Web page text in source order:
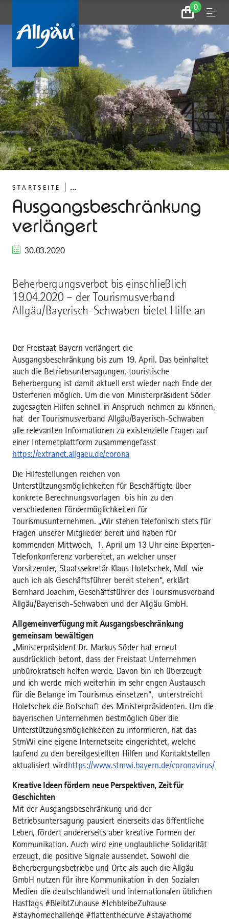
0
Zum
Warenkorb
Menu
STARTSEITE ...
Ausgangsbeschränkung
verlängert
30.03.2020
Beherbergungsverbot bis einschließlich
19.04.2020 – der Tourismusverband
Allgäu/Bayerisch-Schwaben bietet Hilfe an
Der Freistaat Bayern verlängert die
Ausgangsbeschränkung bis zum 19. April. Das beinhaltet
auch die Betriebsuntersagungen, touristische
Beherbergung ist damit aktuell erst wieder nach Ende der
Osterferien möglich. Um die von Ministerpräsident Söder
zugesagten Hilfen schnell in Anspruch nehmen zu können,
hat der Tourismusverband Allgäu/Bayerisch-Schwaben
alle relevanten Informationen zu existenzielle Fragen auf
einer Internetplattform zusammengefasst
https://extranet.allgaeu.de/corona
Die Hilfestellungen reichen von
Unterstützungsmöglichkeiten für Beschäftigte über
konkrete Berechnungsvorlagen bis hin zu den
verschiedenen Fördermöglichkeiten für
Tourismusunternehmen. „Wir stehen telefonisch stets für
Fragen unserer Mitglieder bereit und haben für
kommenden Mittwoch, 1. April um 13 Uhr eine Experten-
Telefonkonferenz vorbereitet, an welcher unser
Vorsitzender, Staatssekretär Klaus Holetschek, MdL wie
auch ich als Geschäftsführer bereit stehen“, erklärt
Bernhard Joachim, Geschäftsführer des Tourismusverband
Allgäu/Bayerisch-Schwaben und der Allgäu GmbH.
Allgemeinverfügung mit Ausgangsbeschränkung
gemeinsam bewältigen
„Ministerpräsident Dr. Markus Söder hat erneut
ausdrücklich betont, dass der Freistaat Unternehmen
unbürokratisch helfen werde. Davon bin ich überzeugt
und ich werde mich weiterhin im sehr engen Austausch
für die Belange im Tourismus einsetzen“, unterstreicht
Holetschek die Botschaft des Ministerpräsidenten. Um die
bayerischen Unternehmen bestmöglich über die
Unterstützungsmöglichkeiten zu informieren, hat das
StmWi eine eigene Internetseite eingerichtet, welche
laufend zu den bereitgestellten Hilfen und Kontaktstellen
aktualisiert wirdhttps://www.stmwi.bayern.de/coronavirus/
Kreative Ideen fördern neue Perspektiven, Zeit für
Geschichten
Mit der Ausgangsbeschränkung und der
Betriebsuntersagung pausiert einerseits das öffentliche
Leben, fördert andererseits aber kreative Formen der
Kommunikation. Auch wird eine unglaubliche Solidarität
erzeugt, die positive Signale aussendet. Sowohl die
Beherbergungsbetriebe und Orte als auch die Allgäu
GmbH nutzen für ihre Kommunikation in den Sozialen
Medien die deutschlandweit und internationalen üblichen
Hasttags #BleibtZuhause #IchbleibeZuhause
#stayhomechallenge #flattenthecurve #stayathome